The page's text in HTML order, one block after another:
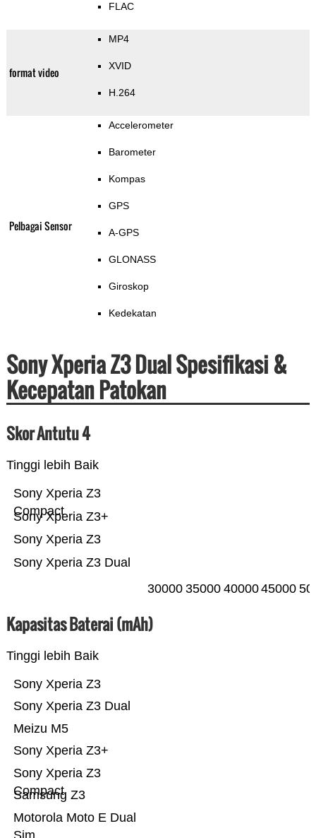
FLAC
format video
MP4
XVID
H.264
Pelbagai Sensor
Accelerometer
Barometer
Kompas
GPS
A-GPS
GLONASS
Giroskop
Kedekatan
Sony Xperia Z3 Dual Spesifikasi &
Kecepatan Patokan
Skor Antutu 4
Tinggi lebih Baik
Sony Xperia Z3 Dual
Sony Xperia Z3
Sony Xperia Z3+
Sony Xperia Z3
Compact
30000 35000 4000045000
Kapasitas Baterai (mAh)
Tinggi lebih Baik
Motorola Moto E Dual
Samsung Z3
Sony Xperia Z3
Compact
Sony Xperia Z3+
Meizu M5
Sony Xperia Z3 Dual
Sony Xperia Z3